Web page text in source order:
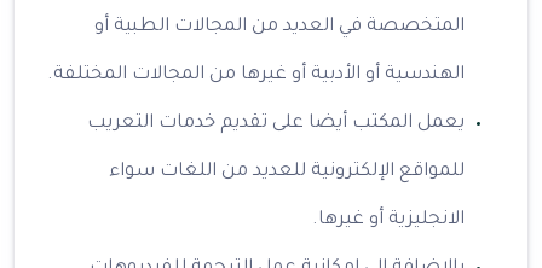
المتخصصة في العديد من المجالات الطبية أو
الهندسية أو الأدبية أو غيرها من المجالات المختلفة.
يعمل المكتب أيضا على تقديم خدمات التعريب
للمواقع الإلكترونية للعديد من اللغات سواء
الانجليزية أو غيرها.